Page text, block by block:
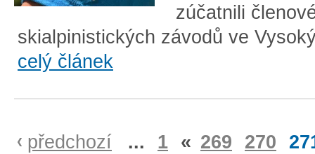
zúčatnili
skialpinistických závodů ve
celý článek
předchozí ... 1 « 269 270